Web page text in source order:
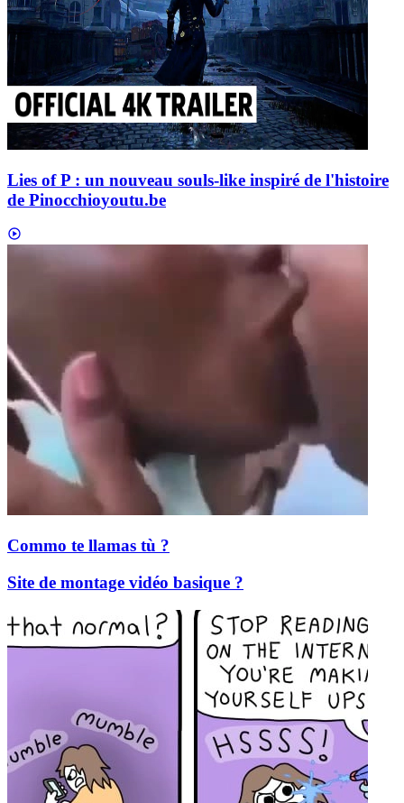
Lies of P : un nouveau souls-like inspiré de l'histoire
de Pinocchioyoutu.be
Commo te llamas tù ?
Site de montage vidéo basique ?